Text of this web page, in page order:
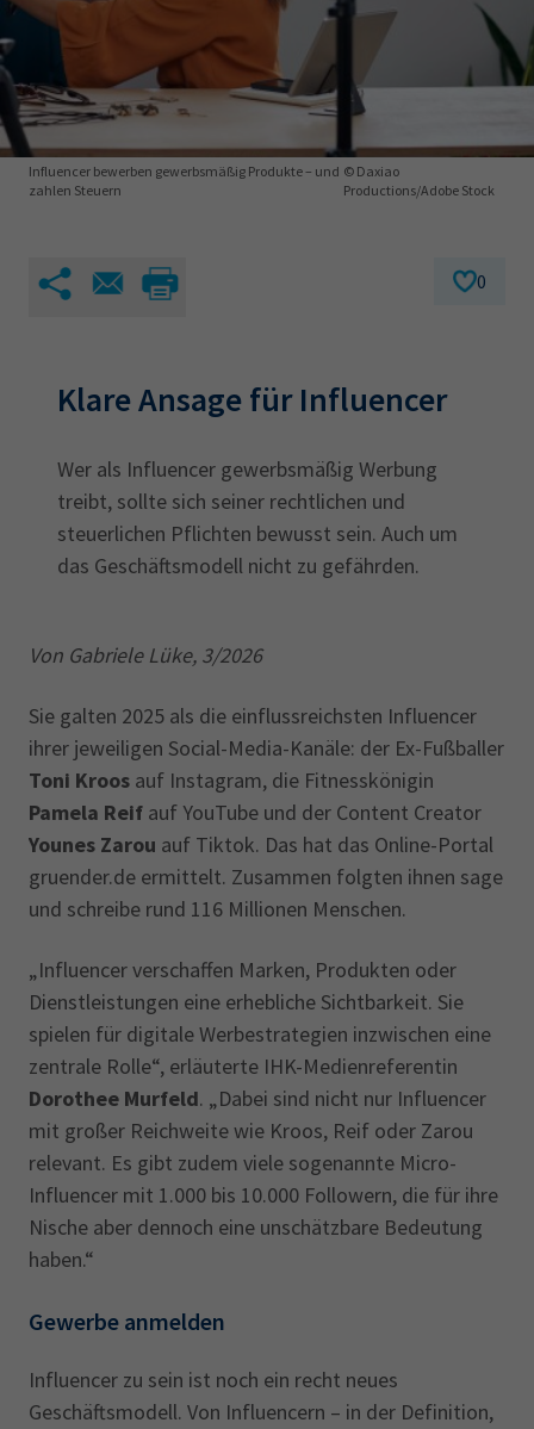
Leichte Sprache
IHK regional
Karriere
EN
AdA
Prüfungstermine
Wirtschaftsfachwirt
Negativerklärung
Sachkundeprüfung
Berichtsheft
34i
Betriebswirt Prüfbericht
Influencer bewerben gewerbsmäßig Produkte – und
zahlen Steuern
© Daxiao
Productions/Adobe Stock
0
Klare Ansage für Influencer
Wer als Influencer gewerbsmäßig Werbung
treibt, sollte sich seiner rechtlichen und
steuerlichen Pflichten bewusst sein. Auch um
das Geschäftsmodell nicht zu gefährden.
Von Gabriele Lüke, 3/2026
Sie galten 2025 als die einflussreichsten Influencer
ihrer jeweiligen Social-Media-Kanäle: der Ex-Fußballer
Toni Kroos auf Instagram, die Fitnesskönigin
Pamela Reif auf YouTube und der Content Creator
Younes Zarou auf Tiktok. Das hat das Online-Portal
gruender.de ermittelt. Zusammen folgten ihnen sage
und schreibe rund 116 Millionen Menschen.
„Influencer verschaffen Marken, Produkten oder
Dienstleistungen eine erhebliche Sichtbarkeit. Sie
spielen für digitale Werbestrategien inzwischen eine
zentrale Rolle“, erläuterte IHK-Medienreferentin
Dorothee Murfeld. „Dabei sind nicht nur Influencer
mit großer Reichweite wie Kroos, Reif oder Zarou
relevant. Es gibt zudem viele sogenannte Micro-
Influencer mit 1.000 bis 10.000 Followern, die für ihre
Nische aber dennoch eine unschätzbare Bedeutung
haben.“
Gewerbe anmelden
Influencer zu sein ist noch ein recht neues
Geschäftsmodell. Von Influencern – in der Definition,